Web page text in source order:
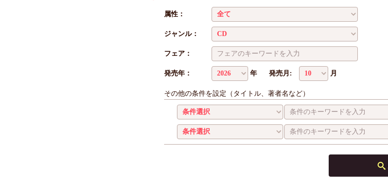
属性：
ジャンル：
フェア：
発売年： 年 発売月: 月
その他の条件を設定（タイトル、著者名など）